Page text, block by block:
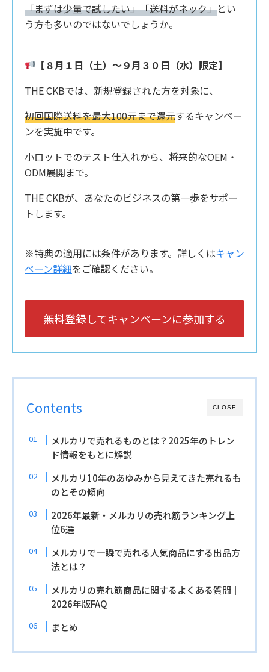
「まずは少量で試したい」「送料がネック」とい
う方も多いのではないでしょうか。
【８月１日（土）〜９月３０日（水）限定】
THE CKBでは、新規登録された方を対象に、
初回国際送料を最大100元まで還元するキャンペー
ンを実施中です。
小ロットでのテスト仕入れから、将来的なOEM・
ODM展開まで。
THE CKBが、あなたのビジネスの第一歩をサポー
トします。
※特典の適用には条件があります。詳しくはキャン
ペーン詳細をご確認ください。
無料登録してキャンペーンに参加する
CLOSE
Contents
メルカリで売れるものとは？2025年のトレン
ド情報をもとに解説
メルカリ10年のあゆみから見えてきた売れるも
のとその傾向
2026年最新・メルカリの売れ筋ランキング上
位6選
メルカリで一瞬で売れる人気商品にする出品方
法とは？
メルカリの売れ筋商品に関するよくある質問｜
2026年版FAQ
まとめ